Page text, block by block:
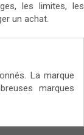
les limites, les
un achat.
La marque
marques